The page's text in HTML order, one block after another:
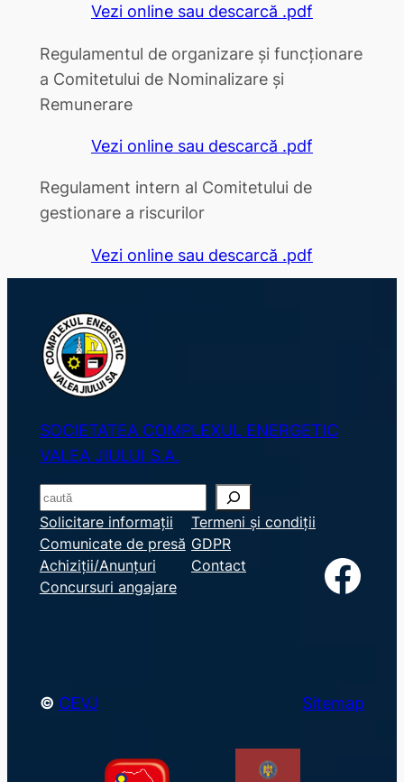
Vezi online sau descarcă .pdf
Regulamentul de organizare și funcționare
a Comitetului de Nominalizare și
Remunerare
Vezi online sau descarcă .pdf
Regulament intern al Comitetului de
gestionare a riscurilor
Vezi online sau descarcă .pdf
SOCIETATEA COMPLEXUL ENERGETIC
VALEA JIULUI S.A.
S
e
a
r
c
Solicitare informații
Comunicate de presă
Achiziții/Anunțuri
Concursuri angajare
Termeni și condiții
GDPR
Contact
Facebook
© CEVJ Sitemap